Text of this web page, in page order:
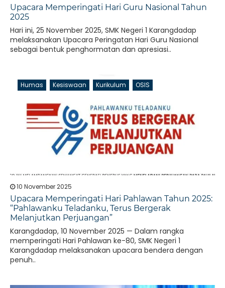
Upacara Memperingati Hari Guru Nasional Tahun
2025
Hari ini, 25 November 2025, SMK Negeri 1 Karangdadap
melaksanakan Upacara Peringatan Hari Guru Nasional
sebagai bentuk penghormatan dan apresiasi..
Humas Kesiswaan Kurikulum OSIS
10 November 2025
Upacara Memperingati Hari Pahlawan Tahun 2025:
“Pahlawanku Teladanku, Terus Bergerak
Melanjutkan Perjuangan”
Karangdadap, 10 November 2025 — Dalam rangka
memperingati Hari Pahlawan ke-80, SMK Negeri 1
Karangdadap melaksanakan upacara bendera dengan
penuh..